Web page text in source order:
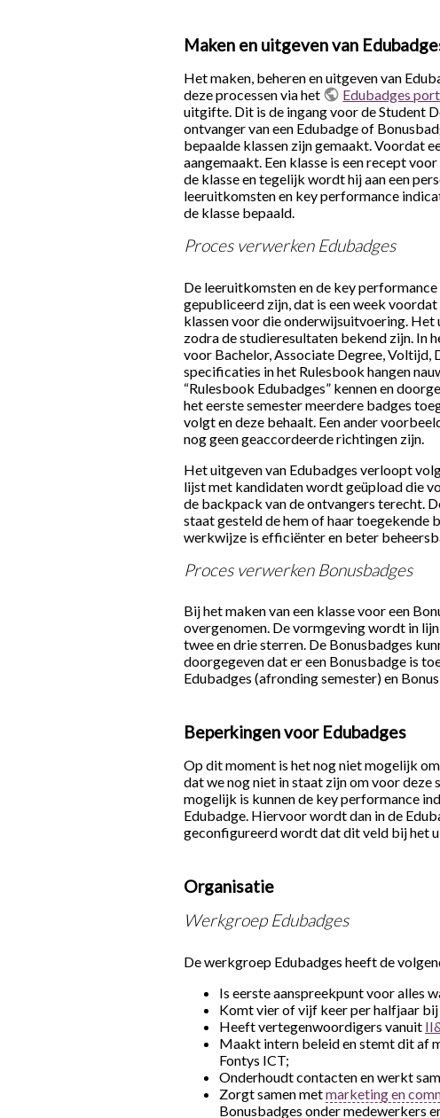
Maken en uitgeven van
Het maken, beheren en uitgeven van
deze processen via het
Edubadges
uitgifte. Dit is de ingang voor de Student
ontvanger van een Edubadge of
bepaalde klassen zijn gemaakt. Voordat
aangemaakt. Een klasse is een recept
de klasse en tegelijk wordt hij aan een
leeruitkomsten en key performance
de klasse bepaald.
Proces verwerken Edubadges
De leeruitkomsten en de key
gepubliceerd zijn, dat is een week
klassen voor die onderwijsuitvoering. Het
zodra de studieresultaten bekend zijn. In
voor Bachelor, Associate Degree, Voltijd,
specificaties in het Rulesbook hangen
“Rulesbook Edubadges” kennen en
het eerste semester meerdere badges
volgt en deze behaalt. Een ander
nog geen geaccordeerde richtingen zijn.
Het uitgeven van Edubadges verloopt
lijst met kandidaten wordt geüpload die
de backpack van de ontvangers terecht.
staat gesteld de hem of haar toegekende
werkwijze is efficiënter en beter
Proces verwerken Bonusbadges
Bij het maken van een klasse voor een
overgenomen. De vormgeving wordt in
twee en drie sterren. De Bonusbadges
doorgegeven dat er een Bonusbadge is
Edubadges (afronding semester) en
Beperkingen voor Edubadges
Op dit moment is het nog niet mogelijk
dat we nog niet in staat zijn om voor
mogelijk is kunnen de key performance
Edubadge. Hiervoor wordt dan in de
geconfigureerd wordt dat dit veld bij het
Organisatie
Werkgroep Edubadges
De werkgroep Edubadges heeft de
Is eerste aanspreekpunt voor alles
Komt vier of vijf keer per halfjaar bij
Heeft vertegenwoordigers vanuit
Maakt intern beleid en stemt dit af
Fontys ICT;
Onderhoudt contacten en werkt
Zorgt samen metmarketing en
Bonusbadges onder medewerkers